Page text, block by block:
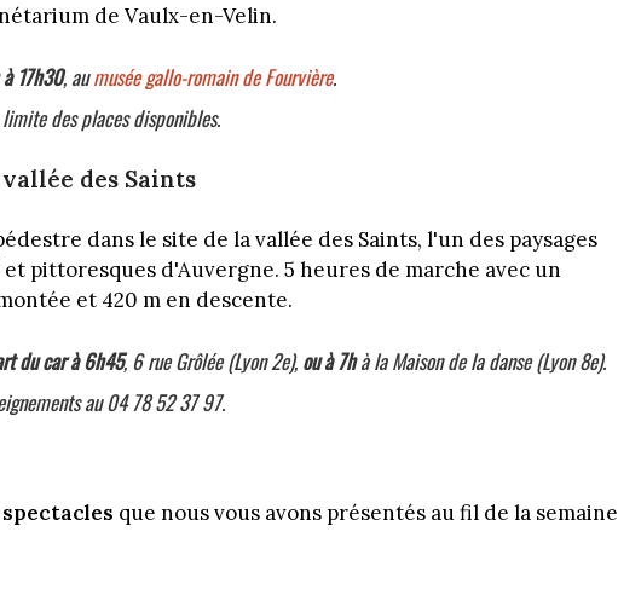
de Vaulx-en-Velin.
17h30, aumusée gallo-romain de Fourvière.
limite des places disponibles.
des Saints
dans le site de la vallée des Saints, l'un des paysages
pittoresques d'Auvergne. 5 heures de marche avec un
et 420 m en descente.
du carà 6h45, 6 rue Grôlée (Lyon 2e), ou à 7hà la Maison de la danse (Lyon 8e).
au 04 78 52 37 97.
que nous vous avons présentés au fil de la semaine